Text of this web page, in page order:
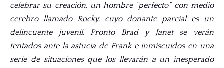
celebrar su creación, un hombre “perfecto” con medio
cerebro llamado Rocky, cuyo donante parcial es un
delincuente juvenil. Pronto Brad y Janet se verán
tentados ante la astucia de Frank e inmiscuidos en una
serie de situaciones que los llevarán a un inesperado